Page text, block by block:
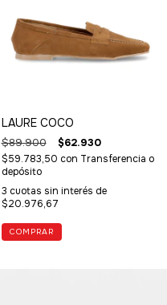
LAURE COCO
$89.900 $62.930
$59.783,50 con Transferencia o
depósito
3 cuotas sin interés de
$20.976,67
COMPRAR